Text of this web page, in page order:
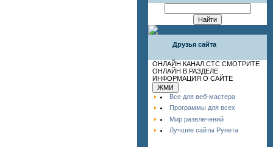
Друзья сайта
ОНЛАЙН КАНАЛ СТС СМОТРИТЕ
ОНЛАЙН В РАЗДЕЛЕ
ИНФОРМАЦИЯ О САЙТЕ
Все для веб-мастера
Программы для всех
Мир развлечений
Лучшие сайты Рунета